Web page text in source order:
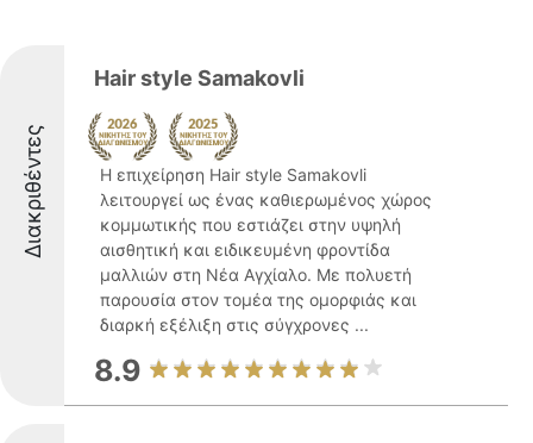
Διακριθέντες
Hair style Samakovli
Η επιχείρηση Hair style Samakovli
λειτουργεί ως ένας καθιερωμένος χώρος
κομμωτικής που εστιάζει στην υψηλή
αισθητική και ειδικευμένη φροντίδα
μαλλιών στη Νέα Αγχίαλο. Με πολυετή
παρουσία στον τομέα της ομορφιάς και
διαρκή εξέλιξη στις σύγχρονες ...
8.9